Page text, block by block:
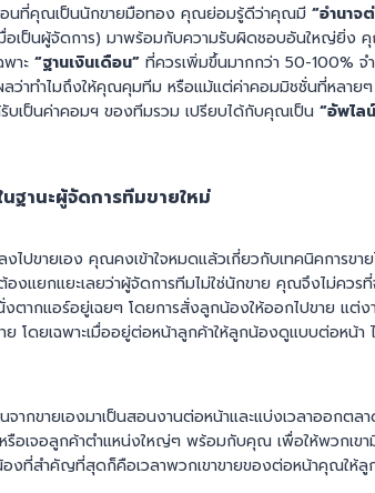
ตอนที่คุณเป็นนักขายมือทอง คุณย่อมรู้ดีว่าคุณมี “อำนาจ
เป็นผู้จัดการ) มาพร้อมกับความรับผิดชอบอันใหญ่ยิ่ง
าะ “ฐานเงินเดือน” ที่ควรเพิ่มขึ้นมากกว่า 50-100% จ
ว่าทำไมถึงให้คุณคุมทีม หรือแม้แต่ค่าคอมมิชชั่นที่หลายๆ
บเป็นค่าคอมฯ ของทีมรวม เปรียบได้กับคุณเป็น “อัพไล
ฐานะผู้จัดการทีมขายใหม่
ปขายเอง คุณคงเข้าใจหมดแล้วเกี่ยวกับเทคนิคการขา
งแยกแยะเลยว่าผู้จัดการทีมไม่ใช่นักขาย คุณจึงไม่ควรที่
งตากแอร์อยู่เฉยๆ โดยการสั่งลูกน้องให้ออกไปขาย แ
โดยเฉพาะเมื่ออยู่ต่อหน้าลูกค้าให้ลูกน้องดูแบบต่อหน้
ากขายเองมาเป็นสอนงานต่อหน้าและแบ่งเวลาออกต
รือเจอลูกค้าตำแหน่งใหญ่ๆ พร้อมกับคุณ เพื่อให้พวกเข
องที่สำคัญที่สุดก็คือเวลาพวกเขาขายของต่อหน้าคุณให้ลู